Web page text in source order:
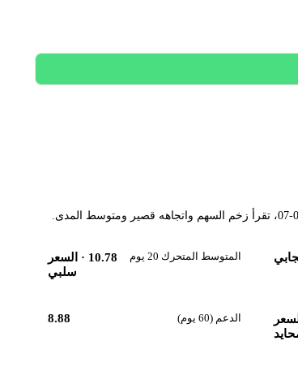
المتوسط المتحرك 20 يوم 10.78 · السعر
سلبي
الدعم (60 يوم) 8.88